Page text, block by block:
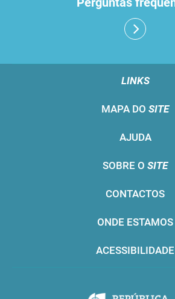
LINKS
MAPA DO SITE
AJUDA
SOBRE O SITE
CONTACTOS
ONDE ESTAMOS
ACESSIBILIDADE